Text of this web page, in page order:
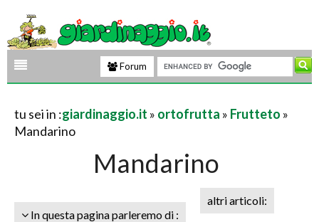
Forum
tu sei in :giardinaggio.it » ortofrutta » Frutteto »
Mandarino
Mandarino
In questa pagina parleremo di :
altri articoli: